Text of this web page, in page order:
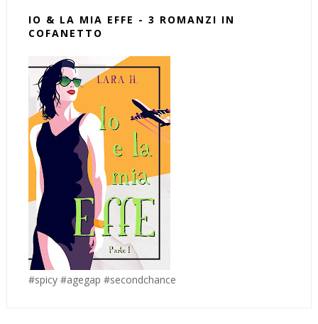
IO & LA MIA EFFE - 3 ROMANZI IN
COFANETTO
#spicy #agegap #secondchance